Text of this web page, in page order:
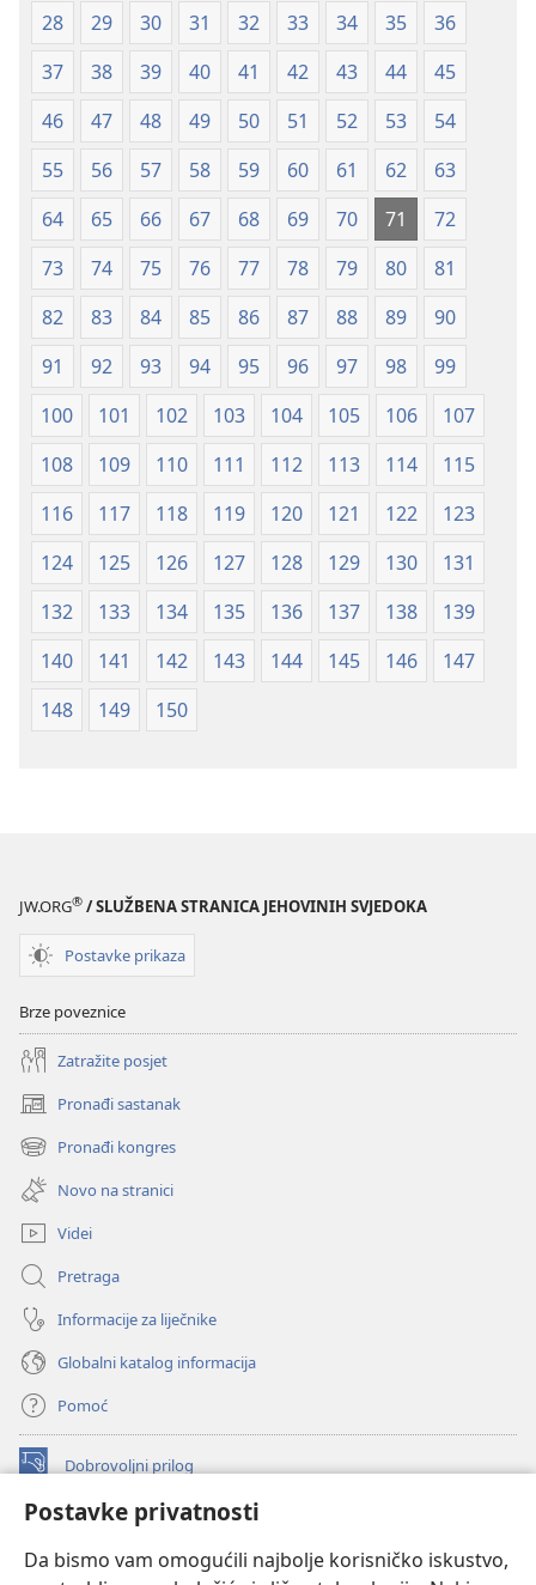
Postavke privatnosti
Da bismo vam omogućili najbolje korisničko iskustvo,
28
29 30 31 32 33 34 35
36
37
38 39 40 41 42 43 44
45
46
47 48 49 50 51 52 53
54
55
56 57 58 59 60 61 62
63
64
65 66 67 68 69 70 71
72
73
74 75 76 77 78 79 80
81
82
83 84 85 86 87 88 89
90
91
92 93 94 95 96 97 98
99
100
101 102 103 104 105 106
107
108
109 110 111 112 113 114
115
116
117 118 119 120 121 122
123
124
125 126 127 128 129 130
131
132
133 134 135 136 137 138
139
140
141 142 143 144 145 146
147
148
149 150
JW.ORG® / SLUŽBENA STRANICA JEHOVINIH SVJEDOKA
Postavke prikaza
Brze poveznice
Zatražite posjet
Pronađi sastanak
(otvara
se
novi
prozor)
Pronađi kongres
(otvara
se
novi
prozor)
Novo na stranici
Videi
Pretraga
Informacije za liječnike
Globalni katalog informacija
Pomoć
Dobrovoljni prilog
(otvara
novi
INTERNETSKA BIBLIOTEKA Watchtower
se